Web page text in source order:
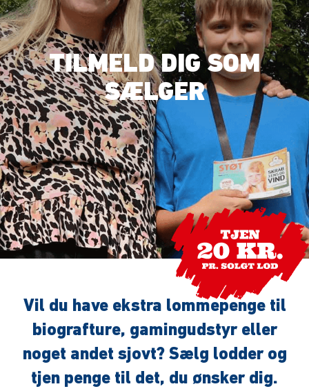
TILMELD DIG SOM
SÆLGER
Vil du have ekstra lommepenge til
biografture, gamingudstyr eller
noget andet sjovt? Sælg lodder og
tjen penge til det, du ønsker dig.